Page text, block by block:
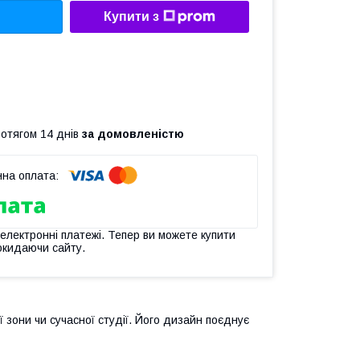
Купити з
14 днів за домовленістю
платежі. Тепер ви можете купити
сайту.
чи сучасної студії. Його дизайн поєднує